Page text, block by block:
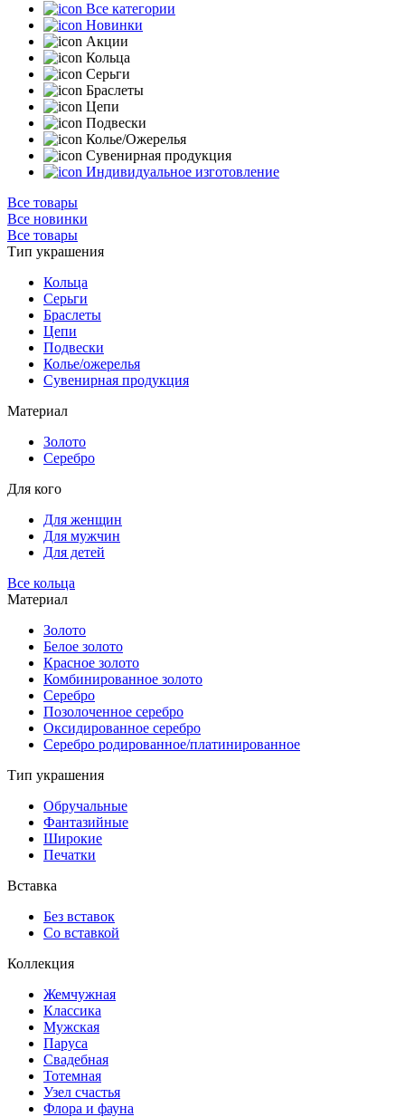
Все категории
Новинки
Акции
Кольца
Серьги
Браслеты
Цепи
Подвески
Колье/Ожерелья
Сувенирная продукция
Индивидуальное изготовление
Все товары
Все новинки
Все товары
Тип украшения
Кольца
Серьги
Браслеты
Цепи
Подвески
Колье/ожерелья
Сувенирная продукция
Материал
Золото
Серебро
Для кого
Для женщин
Для мужчин
Для детей
Все кольца
Материал
Золото
Белое золото
Красное золото
Комбинированное золото
Серебро
Позолоченное серебро
Оксидированное серебро
Серебро родированное/платинированное
Тип украшения
Обручальные
Фантазийные
Широкие
Печатки
Вставка
Без вставок
Со вставкой
Коллекция
Жемчужная
Классика
Мужская
Паруса
Свадебная
Тотемная
Узел счастья
Флора и фауна